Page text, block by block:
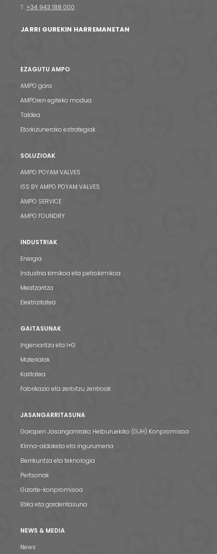
T. +34 943 188 000
JARRI GUREKIN HARREMANETAN
EZAGUTU AMPO
AMPO gara
AMPOren egiteko modua
Taldea
Etorkizunerako estrategiak
SOLUZIOAK
AMPO POYAM VALVES
ISS BY AMPO POYAM VALVES
AMPO SERVICE
AMPO FOUNDRY
INDUSTRIAK
Energia
Industria kimikoa eta petrokimikoa
Meatzaritza
Elektrizitatea
GAITASUNAK
Ingeniaritza eta I+G
Materialak
Kalitatea
Fabrikazio eta zerbitzu zentroak
JASANGARRITASUNA
Garapen Jasangarrirako Helburuekiko (GJH) Konpromisoa
Klima-aldaketa eta ingurumena
Berrikuntza eta teknologia
Pertsonak
Gizarte-konpromisoa
Etika eta gardentasuna
NEWS & MEDIA
News